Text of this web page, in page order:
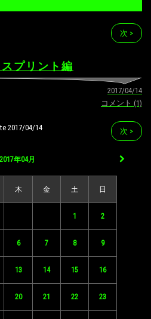
次 >
プリント編
2017/04/14
コメント (1)
次 >
2017/04/14
2017年04月
木 金 土 日
1 2
6 7 8 9
13 14 15 16
20 21 22 23